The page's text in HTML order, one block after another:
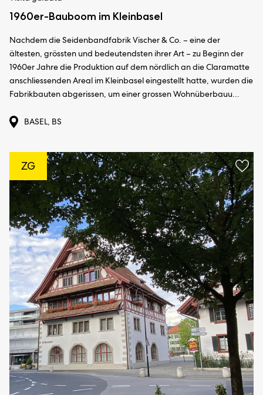
1960er-Bauboom im Kleinbasel
Nachdem die Seidenbandfabrik Vischer & Co. – eine der
ältesten, grössten und bedeutendsten ihrer Art – zu Beginn der
1960er Jahre die Produktion auf dem nördlich an die Claramatte
anschliessenden Areal im Kleinbasel eingestellt hatte, wurden die
Fabrikbauten abgerissen, um einer grossen Wohnüberbauu...
BASEL, BS
ZG